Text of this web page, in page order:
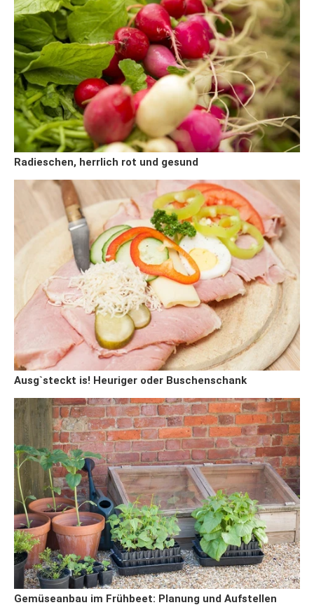
Radieschen, herrlich rot und gesund
Ausg`steckt is! Heuriger oder Buschenschank
Gemüseanbau im Frühbeet: Planung und Aufstellen